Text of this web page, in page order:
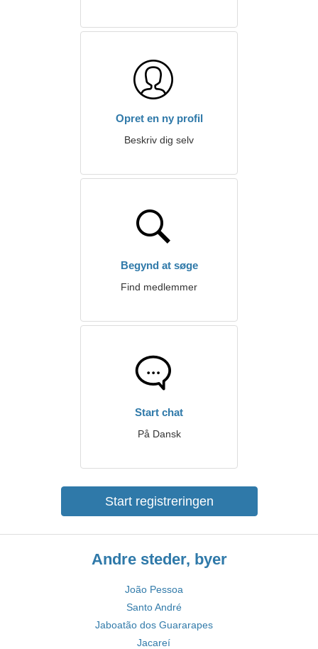
Opret en ny profil
Beskriv dig selv
Begynd at søge
Find medlemmer
Start chat
På Dansk
Start registreringen
Andre steder, byer
João Pessoa
Santo André
Jaboatão dos Guararapes
Jacareí